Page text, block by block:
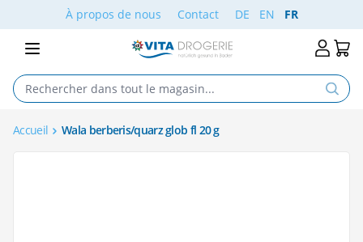
Aller au contenuÀ propos de nous Contact DE EN FR
Accueil Wala berberis/quarz glob fl 20 g